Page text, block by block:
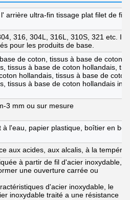
arrière ultra-fin tissage plat filet de fil
316, 304L, 316L, 310S, 321 etc. Ils
pour les produits de base.
de coton, tissus à base de coton
tissus à base de coton hollandais,
hollandais, tissus à base de coton
tissus à base de coton hollandais
3 mm ou sur mesure
à l'eau, papier plastique, boîtier en
aux acides, aux alcalis, à la
à partir de fil d'acier inoxydable,
une ouverture carrée ou
d'acier inoxydable, le
inoxydable traité a une résistance